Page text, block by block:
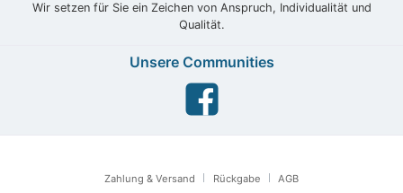
Wir setzen für Sie ein Zeichen von Anspruch, Individualität und
Qualität.
Unsere Communities
Zahlung & Versand Rückgabe AGB